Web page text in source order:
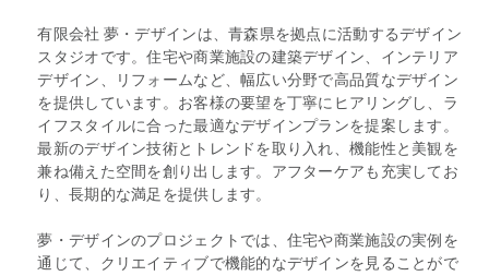
有限会社 夢・デザインは、青森県を拠点に活動するデザイン
スタジオです。住宅や商業施設の建築デザイン、インテリア
デザイン、リフォームなど、幅広い分野で高品質なデザイン
を提供しています。お客様の要望を丁寧にヒアリングし、ラ
イフスタイルに合った最適なデザインプランを提案します。
最新のデザイン技術とトレンドを取り入れ、機能性と美観を
兼ね備えた空間を創り出します。アフターケアも充実してお
り、長期的な満足を提供します。
夢・デザインのプロジェクトでは、住宅や商業施設の実例を
通じて、クリエイティブで機能的なデザインを見ることがで